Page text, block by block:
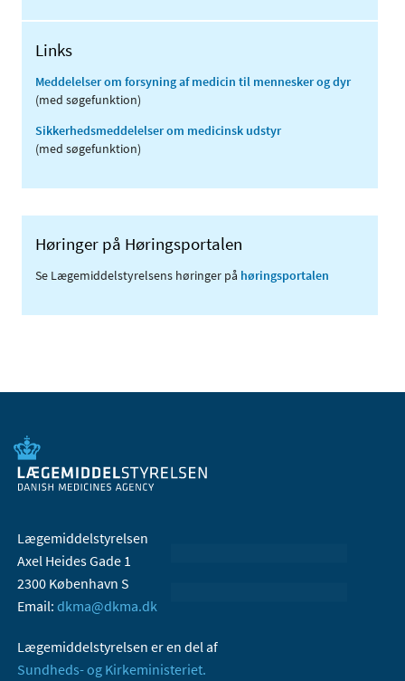
Links
Meddelelser om forsyning af medicin til mennesker og dyr
(med søgefunktion)
Sikkerhedsmeddelelser om medicinsk udstyr
(med søgefunktion)
Høringer på Høringsportalen
Se Lægemiddelstyrelsens høringer på høringsportalen
Lægemiddelstyrelsen
Axel Heides Gade 1
2300 København S
Email: dkma@dkma.dk
Lægemiddelstyrelsen er en del af
Sundheds- og Kirkeministeriet.